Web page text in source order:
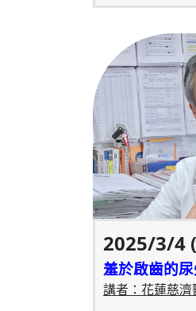
2025/3/4
羞於啟齒的
講者：花蓮慈